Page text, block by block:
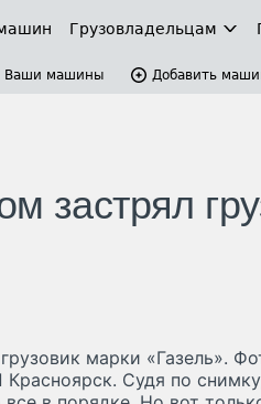
Грузовладельцам
Ваши машины Добавить
застрял
марки «Газель».
Судя по